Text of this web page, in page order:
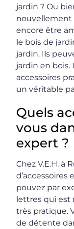
jardin ? Ou
nouvellement
encore être
le bois de
jardin. Ils
jardin en
accessoires
un véritable
Quels
vous
expert ?
Chez V.E.H. à
d’accessoires
pouvez par
lettres qui est
très pratique.
de détente